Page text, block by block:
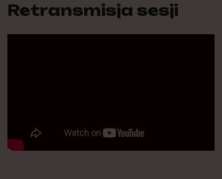
Retransmisja sesji